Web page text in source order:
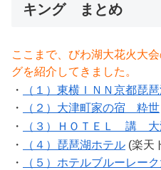
キング まとめ
ここまで、びわ湖大花火大
グを紹介してきました。
・
（１）東横ＩＮＮ京都琵
・
（２）大津町家の宿 粋世
・
（３）ＨＯＴＥＬ 講 大
・
（４）琵琶湖ホテル (楽天
・
（５）ホテルブルーレー